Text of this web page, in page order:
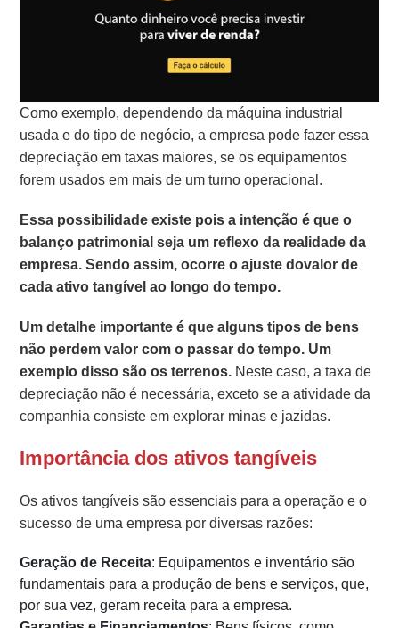
Como exemplo, dependendo da máquina industrial
usada e do tipo de negócio, a empresa pode fazer essa
depreciação em taxas maiores, se os equipamentos
forem usados em mais de um turno operacional.
Essa possibilidade existe pois a intenção é que o
balanço patrimonial seja um reflexo da realidade da
empresa. Sendo assim, ocorre o ajuste dovalor de
cada ativo tangível ao longo do tempo.
Um detalhe importante é que alguns tipos de bens
não perdem valor com o passar do tempo. Um
exemplo disso são os terrenos. Neste caso, a taxa de
depreciação não é necessária, exceto se a atividade da
companhia consiste em explorar minas e jazidas.
Importância dos ativos tangíveis
Os ativos tangíveis são essenciais para a operação e o
sucesso de uma empresa por diversas razões:
Geração de Receita: Equipamentos e inventário são
fundamentais para a produção de bens e serviços, que,
por sua vez, geram receita para a empresa.